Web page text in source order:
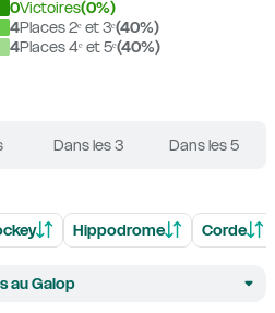
0Victoires(0%)
4Places 2ᵉ et 3ᵉ(40%)
4Places 4ᵉ et 5ᵉ(40%)
Dans les 3 Dans les 5
Hippodrome Corde
au Galop